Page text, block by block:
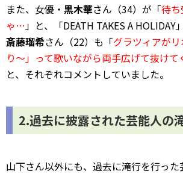
また、女優・ 黒木華さん（34）が「待
ゃ… 」と、「DEATH TAKES A HOLIDAY
斎藤瑠希さん（22）も「グラツィアが
り～」って歌いながら両手広げて抜けて
と、それぞれコメントしていました。
2.過去に披露された芸能人の
山下さん以外にも、過去に滝行を行った